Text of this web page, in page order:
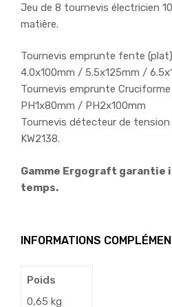
Jeu de 8 tournevis électricien
matière.
Tournevis emprunte fente
4.0x100mm / 5.5x125mm /
Tournevis emprunte
PH1x80mm / PH2x100mm
Tournevis détecteur de tension
KW2138.
Gamme Ergograft garantie
temps.
INFORMATIONS
Poids
0,65 kg